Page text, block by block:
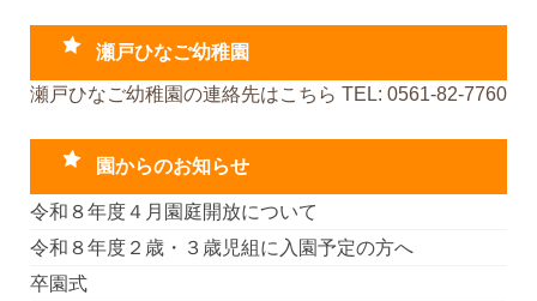
瀬戸ひなご幼稚園
瀬戸ひなご幼稚園の連絡先はこちら TEL: 0561-82-7760
園からのお知らせ
令和８年度４月園庭開放について
令和８年度２歳・３歳児組に入園予定の方へ
卒園式